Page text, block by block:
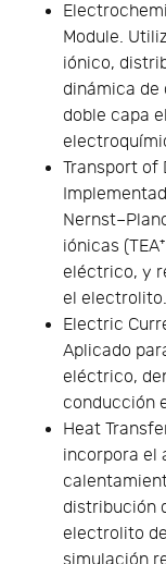
Module.
iónico,
dinámica de
doble capa
Transport of
iónicas
eléctrico, y
el electrolito.
Electric
Aplicado
eléctrico,
conducción
Heat
incorpora el
distribución
electrolito